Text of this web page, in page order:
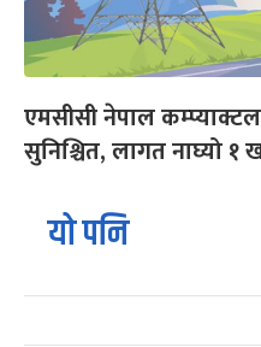
एमसीसी नेपाल
सुनिश्चित, लागत नाघ्यो १
यो पनि